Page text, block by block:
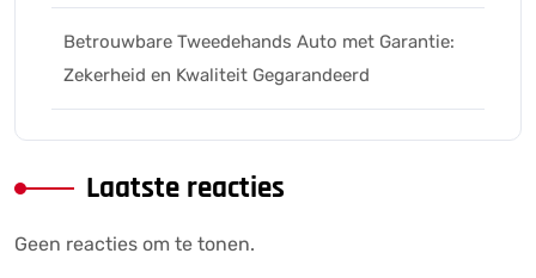
Betrouwbare Tweedehands Auto met Garantie:
Zekerheid en Kwaliteit Gegarandeerd
Laatste reacties
Geen reacties om te tonen.